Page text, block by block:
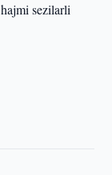
sezilarli